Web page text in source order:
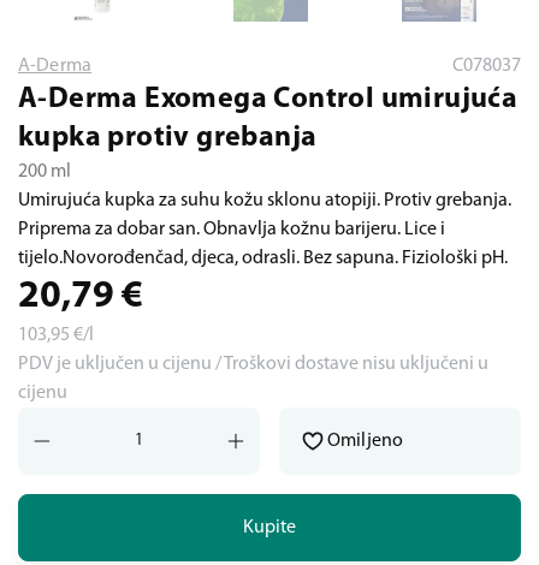
A-Derma C078037
A-Derma Exomega Control umirujuća
kupka protiv grebanja
200 ml
Umirujuća kupka za suhu kožu sklonu atopiji. Protiv grebanja.
Priprema za dobar san. Obnavlja kožnu barijeru. Lice i
tijelo.Novorođenčad, djeca, odrasli. Bez sapuna. Fiziološki pH.
20,79 €
103,95 €/l
PDV je uključen u cijenu / Troškovi dostave nisu uključeni u
cijenu
Kupite
Omiljeno